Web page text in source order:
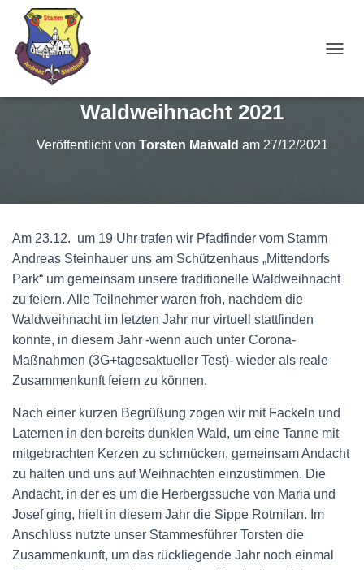
Waldweihnacht 2021
Veröffentlicht von Torsten Maiwald am 27/12/2021
Am 23.12. um 19 Uhr trafen wir Pfadfinder vom Stamm
Andreas Steinhauer uns am Schützenhaus „Mittendorfs
Park“ um gemeinsam unsere traditionelle Waldweihnacht
zu feiern. Alle Teilnehmer waren froh, nachdem die
Waldweihnacht im letzten Jahr nur virtuell stattfinden
konnte, in diesem Jahr -wenn auch unter Corona-
Maßnahmen (3G+tagesaktueller Test)- wieder als reale
Zusammenkunft feiern zu können.
Nach einer kurzen Begrüßung zogen wir mit Fackeln und
Laternen in den bereits dunklen Wald, um eine Tanne mit
mitgebrachten Kerzen zu schmücken, gemeinsam Andacht
zu halten und uns auf Weihnachten einzustimmen. Die
Andacht, in der es um die Herbergssuche von Maria und
Josef ging, hielt in diesem Jahr die Sippe Rotmilan. Im
Anschluss nutzte unser Stammesführer Torsten die
Zusammenkunft, um das rückliegende Jahr noch einmal